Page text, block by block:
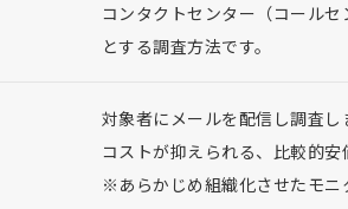
コンタクトセンター（コール
とする調査方法です。
対象者にメールを配信し調査
コストが抑えられる、比較的安
※あらかじめ組織化させたモニ